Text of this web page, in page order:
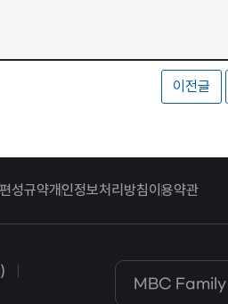
이전글
성규약개인정보처리방침이용약관
MBC Family